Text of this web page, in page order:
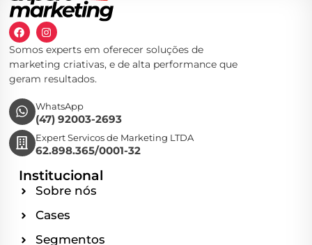
Somos experts em oferecer soluções de
marketing criativas, e de alta performance que
geram resultados.
WhatsApp
(47) 92003-2693
Expert Servicos de Marketing LTDA
62.898.365/0001-32
Institucional
Sobre nós
Cases
Segmentos